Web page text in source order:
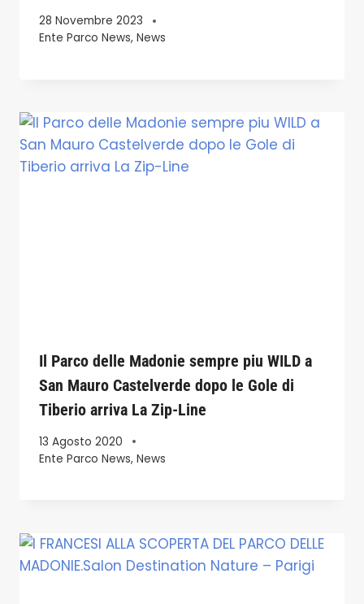
28 Novembre 2023
Ente Parco News, News
Il Parco delle Madonie sempre piu WILD a
San Mauro Castelverde dopo le Gole di
Tiberio arriva La Zip-Line
13 Agosto 2020
Ente Parco News, News